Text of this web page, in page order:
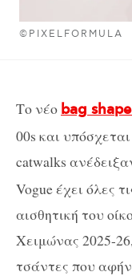
©PIXELFORMULA
Το νέο bag shape
00s και
catwalks
Vogue έχει όλες
αισθητική του
Χειμώνας 2025-
τσάντες που